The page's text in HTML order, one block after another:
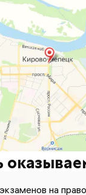
на